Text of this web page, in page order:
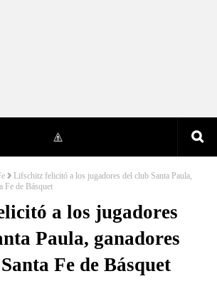
Lifschitz felicitó a los jugadores del club Santa Paula,
Fe de Básquet
a los jugadores
Paula, ganadores
Fe de Básquet